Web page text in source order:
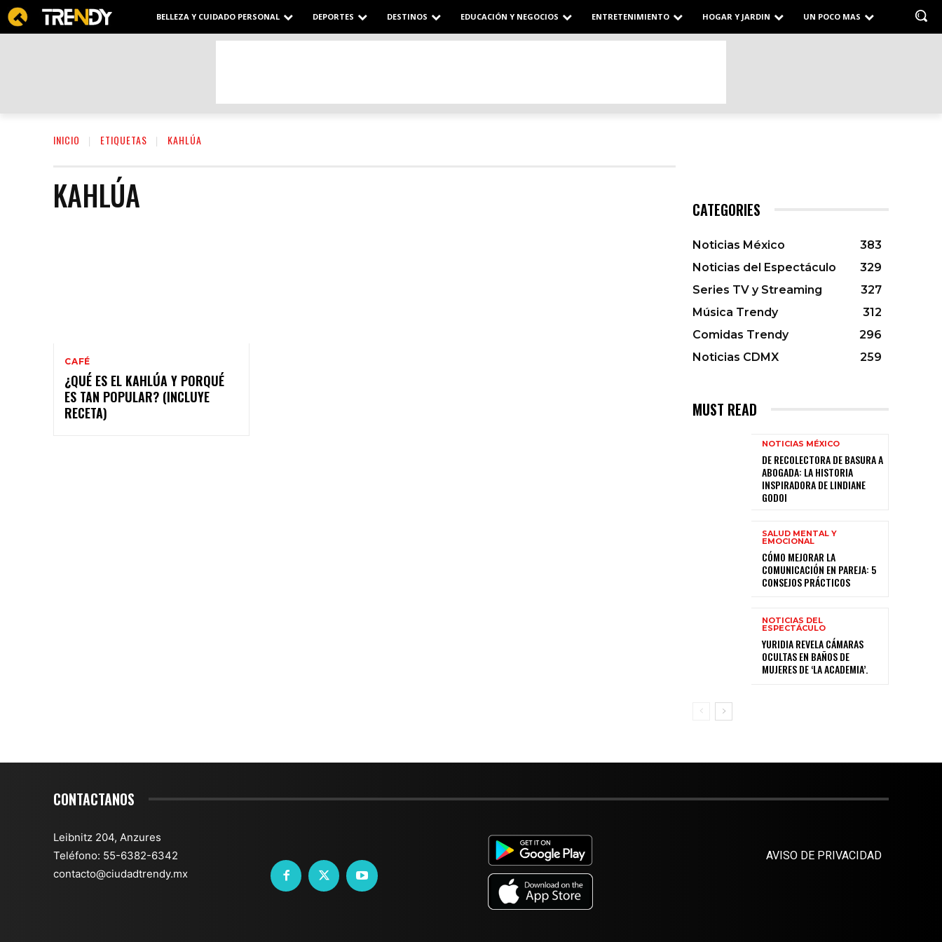
BELLEZA Y CUIDADO PERSONAL DEPORTES DESTINOS EDUCACIÓN Y NEGOCIOS ENTRETENIMIENTO HOGAR Y JARDIN UN POCO MAS
INICIO ETIQUETAS KAHLÚA
KAHLÚA
CAFÉ
¿QUÉ ES EL KAHLÚA Y PORQUÉ
ES TAN POPULAR? (INCLUYE
RECETA)
CATEGORIES
Noticias México
383
Noticias del Espectáculo
329
Series TV y Streaming
327
Música Trendy
312
Comidas Trendy
296
Noticias CDMX
259
MUST READ
NOTICIAS MÉXICO
DE RECOLECTORA DE BASURA A
ABOGADA: LA HISTORIA
INSPIRADORA DE LINDIANE
GODOI
SALUD MENTAL Y
EMOCIONAL
CÓMO MEJORAR LA
COMUNICACIÓN EN PAREJA: 5
CONSEJOS PRÁCTICOS
NOTICIAS DEL
ESPECTÁCULO
YURIDIA REVELA CÁMARAS
OCULTAS EN BAÑOS DE
MUJERES DE ‘LA ACADEMIA’.
CONTACTANOS
Leibnitz 204, Anzures
Teléfono: 55-6382-6342
contacto@ciudadtrendy.mx
AVISO DE PRIVACIDAD